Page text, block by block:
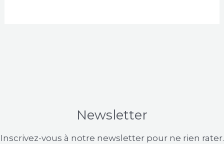
Newsletter
Inscrivez-vous à notre newsletter pour ne rien rater.